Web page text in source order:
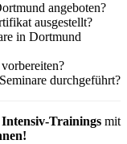
angeboten?
ausgestellt?
in Dortmund
durchgeführt?
Intensiv-Trainingsmit